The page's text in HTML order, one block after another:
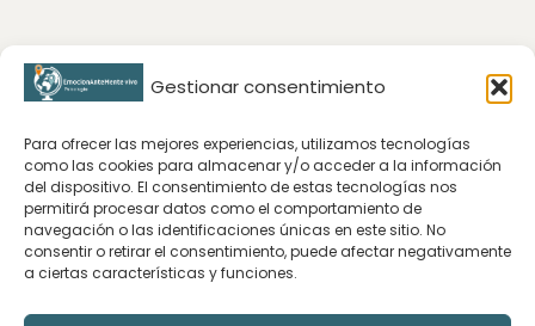
Gestionar consentimiento
Para ofrecer las mejores experiencias, utilizamos tecnologías
como las cookies para almacenar y/o acceder a la información
del dispositivo. El consentimiento de estas tecnologías nos
permitirá procesar datos como el comportamiento de
navegación o las identificaciones únicas en este sitio. No
consentir o retirar el consentimiento, puede afectar negativamente
a ciertas características y funciones.
CONTACTA CONMIGO